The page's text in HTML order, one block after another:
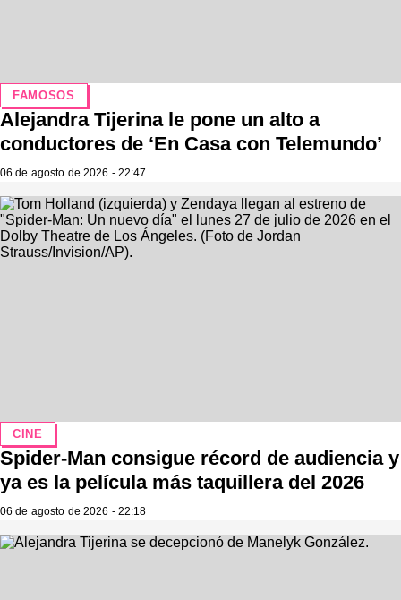
FAMOSOS
Alejandra Tijerina le pone un alto a
conductores de ‘En Casa con Telemundo’
06 de agosto de 2026 - 22:47
CINE
Spider-Man consigue récord de audiencia y
ya es la película más taquillera del 2026
06 de agosto de 2026 - 22:18